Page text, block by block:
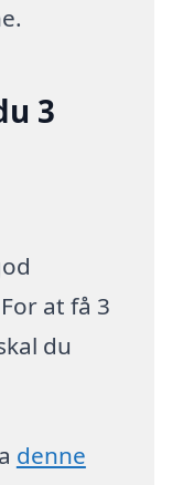
3
at få 3
du
denne